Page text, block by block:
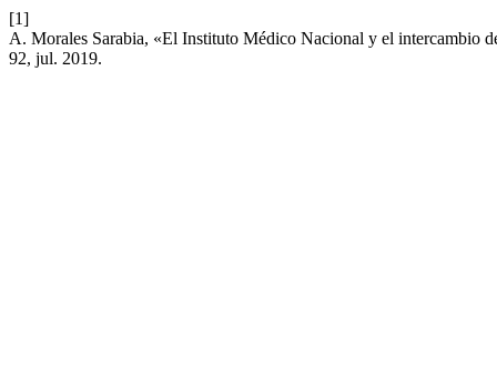
[1]
A. Morales Sarabia, «El Instituto Médico Nacional y el intercambio
92, jul. 2019.